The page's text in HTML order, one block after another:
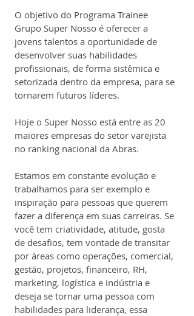
O objetivo do Programa Trainee
Grupo Super Nosso é oferecer a
jovens talentos a oportunidade de
desenvolver suas habilidades
profissionais, de forma sistêmica e
setorizada dentro da empresa, para se
tornarem futuros líderes.
Hoje o Super Nosso está entre as 20
maiores empresas do setor varejista
no ranking nacional da Abras.
Estamos em constante evolução e
trabalhamos para ser exemplo e
inspiração para pessoas que querem
fazer a diferença em suas carreiras. Se
você tem criatividade, atitude, gosta
de desafios, tem vontade de transitar
por áreas como operações, comercial,
gestão, projetos, financeiro, RH,
marketing, logística e indústria e
deseja se tornar uma pessoa com
habilidades para liderança, essa